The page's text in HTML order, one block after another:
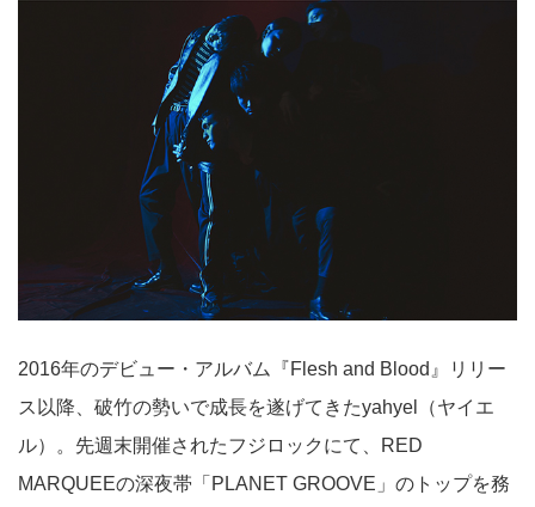
2016年のデビュー・アルバム『Flesh and Blood』リリー
ス以降、破竹の勢いで成長を遂げてきたyahyel（ヤイエ
ル）。先週末開催されたフジロックにて、RED
MARQUEEの深夜帯「PLANET GROOVE」のトップを務